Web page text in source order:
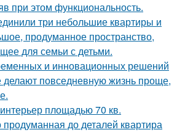
при этом функциональность.
три небольшие квартиры и
продуманное пространство,
для семьи с детьми.
и инновационных решений
повседневную жизнь проще,
площадью 70 кв.
до деталей квартира